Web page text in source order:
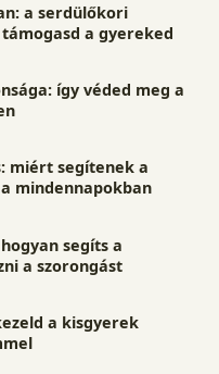
a serdülőkori
a gyereked
így véded meg a
miért segítenek a
mindennapokban
segíts a
a szorongást
a kisgyerek